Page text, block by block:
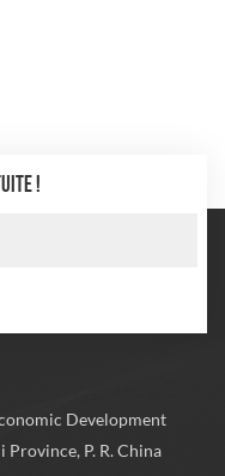
!
Development
P. R. China